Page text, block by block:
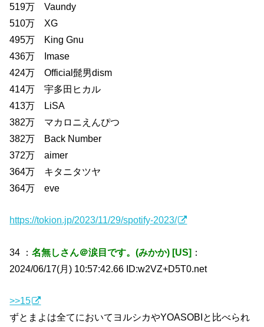
519万 Vaundy
510万 XG
495万 King Gnu
436万 Imase
424万 Official髭男dism
414万 宇多田ヒカル
413万 LiSA
382万 マカロニえんぴつ
382万 Back Number
372万 aimer
364万 キタニタツヤ
364万 eve
https://tokion.jp/2023/11/29/spotify-2023/
34 ：名無しさん＠涙目です。(みかか) [US] ：
2024/06/17(月) 10:57:42.66 ID:w2VZ+D5T0.net
>>15
ずとまよは全てにおいてヨルシカやYOASOBIと比べられ